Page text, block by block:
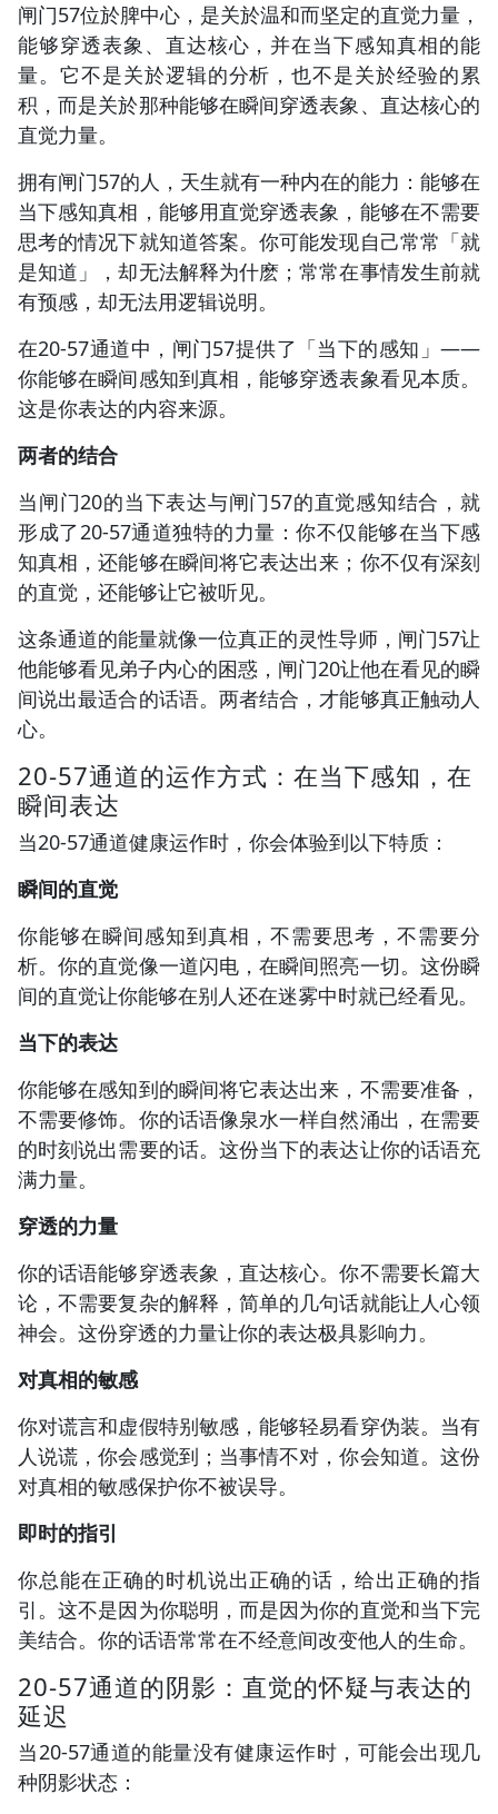
闸门57位於脾中心，是关於温和而坚定的直觉力量，
能够穿透表象、直达核心，并在当下感知真相的能
量。它不是关於逻辑的分析，也不是关於经验的累
积，而是关於那种能够在瞬间穿透表象、直达核心的
直觉力量。
拥有闸门57的人，天生就有一种内在的能力：能够在
当下感知真相，能够用直觉穿透表象，能够在不需要
思考的情况下就知道答案。你可能发现自己常常「就
是知道」，却无法解释为什麽；常常在事情发生前就
有预感，却无法用逻辑说明。
在20-57通道中，闸门57提供了「当下的感知」——
你能够在瞬间感知到真相，能够穿透表象看见本质。
这是你表达的内容来源。
两者的结合
当闸门20的当下表达与闸门57的直觉感知结合，就
形成了20-57通道独特的力量：你不仅能够在当下感
知真相，还能够在瞬间将它表达出来；你不仅有深刻
的直觉，还能够让它被听见。
这条通道的能量就像一位真正的灵性导师，闸门57让
他能够看见弟子内心的困惑，闸门20让他在看见的瞬
间说出最适合的话语。两者结合，才能够真正触动人
心。
20-57通道的运作方式：在当下感知，在
瞬间表达
当20-57通道健康运作时，你会体验到以下特质：
瞬间的直觉
你能够在瞬间感知到真相，不需要思考，不需要分
析。你的直觉像一道闪电，在瞬间照亮一切。这份瞬
间的直觉让你能够在别人还在迷雾中时就已经看见。
当下的表达
你能够在感知到的瞬间将它表达出来，不需要准备，
不需要修饰。你的话语像泉水一样自然涌出，在需要
的时刻说出需要的话。这份当下的表达让你的话语充
满力量。
穿透的力量
你的话语能够穿透表象，直达核心。你不需要长篇大
论，不需要复杂的解释，简单的几句话就能让人心领
神会。这份穿透的力量让你的表达极具影响力。
对真相的敏感
你对谎言和虚假特别敏感，能够轻易看穿伪装。当有
人说谎，你会感觉到；当事情不对，你会知道。这份
对真相的敏感保护你不被误导。
即时的指引
你总能在正确的时机说出正确的话，给出正确的指
引。这不是因为你聪明，而是因为你的直觉和当下完
美结合。你的话语常常在不经意间改变他人的生命。
20-57通道的阴影：直觉的怀疑与表达的
延迟
当20-57通道的能量没有健康运作时，可能会出现几
种阴影状态：